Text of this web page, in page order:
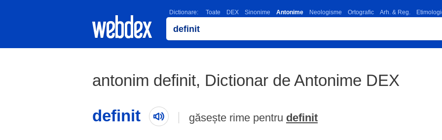
Dictionare: Toate DEX Sinonime Antonime Neologisme Ortografic Arh. & Reg.
antonim definit, Dictionar de Antonime DEX
definit
găsește rime pentru definit